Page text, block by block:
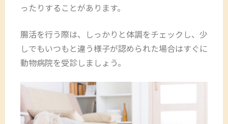
ったりすることがあります。
腸活を行う際は、しっかりと体調をチェックし、少
しでもいつもと違う様子が認められた場合はすぐに
動物病院を受診しましょう。